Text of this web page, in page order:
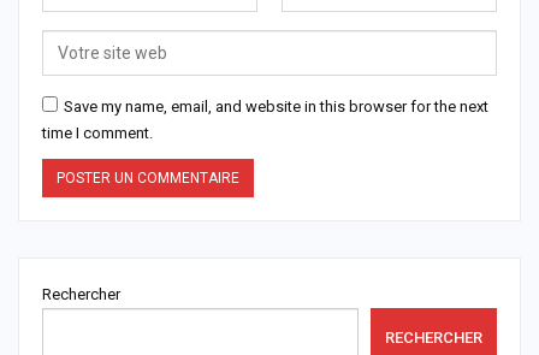
Save my name, email, and website in this browser for the next
time I comment.
Rechercher
RECHERCHER